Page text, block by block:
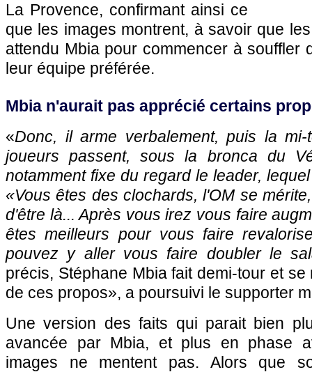
La Provence, confirmant ainsi ce
que les images montrent, à savoir que
attendu Mbia pour commencer à souffler
leur équipe préférée.
Mbia n'aurait pas apprécié certains
«Donc, il arme verbalement, puis la
joueurs passent, sous la bronca du
notamment fixe du regard le leader,
«Vous êtes des clochards,l'OM se
d'être là... Après vous irez vous faire
êtes meilleurs pour vous faire
pouvez y aller vous faire doubler le
précis, Stéphane Mbia fait demi-tour et
de ces propos», a poursuivi le supporter
Une version des faits qui parait bien
avancée par Mbia, et plus en phase
images ne mentent pas. Alors que